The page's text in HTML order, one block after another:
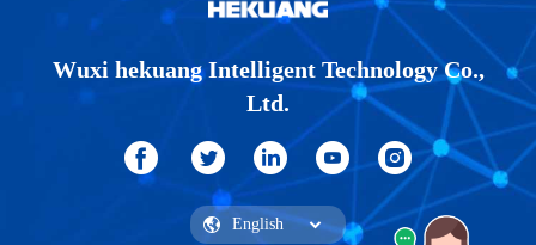
Wuxi hekuang Intelligent Technology Co.,
Ltd.